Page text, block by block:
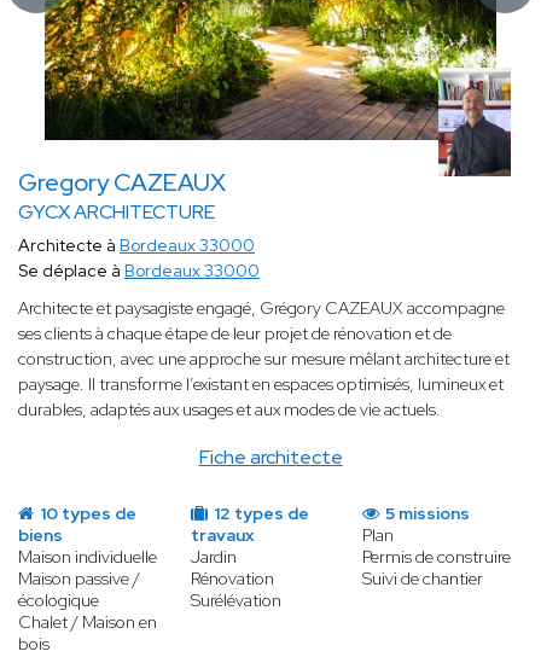
Gregory CAZEAUX
GYCX ARCHITECTURE
Fiche architecte
Architecte à Bordeaux 33000
Se déplace à Bordeaux 33000
Architecte et paysagiste engagé, Grégory CAZEAUX accompagne
ses clients à chaque étape de leur projet de rénovation et de
construction, avec une approche sur mesure mêlant architecture et
paysage. Il transforme l’existant en espaces optimisés, lumineux et
durables, adaptés aux usages et aux modes de vie actuels.
10 types de
biens
Maison individuelle
Maison passive /
écologique
Chalet / Maison en
bois
12 types de
travaux
Jardin
Rénovation
Surélévation
5 missions
Plan
Permis de construire
Suivi de chantier